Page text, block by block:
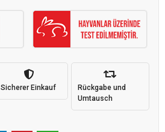
Sicherer Einkauf
Rückgabe und
Umtausch